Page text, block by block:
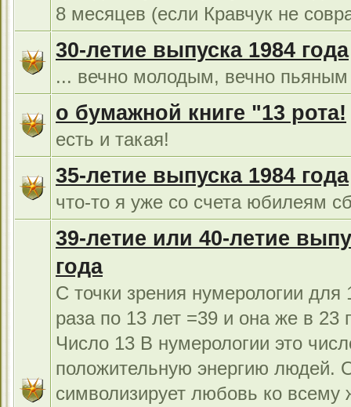
8 месяцев (если Кравчук не
30-летие выпуска 1984 года
... вечно молодым, вечно
о бумажной книге "13 рота!
есть и такая!
35-летие выпуска 1984 года
что-то я уже со счета юбилеям
39-летие или 40-летие
года
С точки зрения нумерологии для
раза по 13 лет =39 и она же в 23
Число 13 В нумерологии это
положительную энергию людей.
символизирует любовь ко всему